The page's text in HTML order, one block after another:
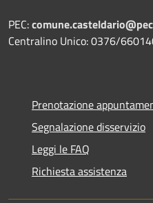
PEC:
Centralino Unico: 0376/
Prenotazione
Segnalazione disservizio
Leggi le FAQ
Richiesta assistenza